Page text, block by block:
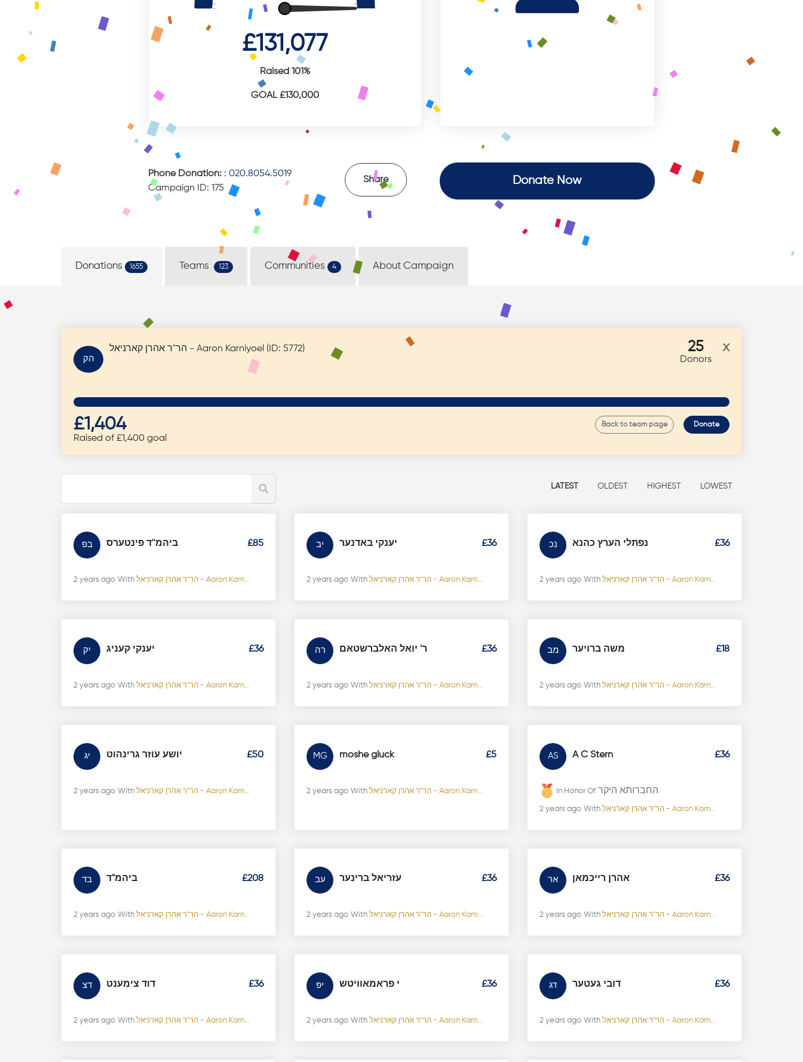
£131,077
Raised 101%
GOAL £130,000
Phone Donation: :020.8054.5019
Campaign ID: 175
Share Donate Now
Donations 1655 Teams 123 Communities 4 About Campaign
הק
הר"ר אהרן קארניאל - Aaron Karniyoel (ID: 5772) 25
Donors
x
£1,404
Raised of £1,400 goal
Back to team page Donate
LATEST OLDEST HIGHEST LOWEST
בפ ביהמ''ד פינטערס £85
2 years ago With הר"ר אהרן קארניאל - Aaron Karn...
יב יענקי באדנער £36
2 years ago With הר"ר אהרן קארניאל - Aaron Karn...
נכ נפתלי הערץ כהנא £36
2 years ago With הר"ר אהרן קארניאל - Aaron Karn...
יק יענקי קעניג £36
2 years ago With הר"ר אהרן קארניאל - Aaron Karn...
רה ר' יואל האלברשטאם £36
2 years ago With הר"ר אהרן קארניאל - Aaron Karn...
מב משה ברויער £18
2 years ago With הר"ר אהרן קארניאל - Aaron Karn...
יג יושע עוזר גרינהוט £50
2 years ago With הר"ר אהרן קארניאל - Aaron Karn...
MG moshe gluck £5
2 years ago With הר"ר אהרן קארניאל - Aaron Karn...
AS A C Stern £36
In Honor Of החברותא היקר
2 years ago With הר"ר אהרן קארניאל - Aaron Karn...
בד ביהמ"ד £208
2 years ago With הר"ר אהרן קארניאל - Aaron Karn...
עב עזריאל ברינער £36
2 years ago With הר"ר אהרן קארניאל - Aaron Karn...
אר אהרן רייכמאן £36
2 years ago With הר"ר אהרן קארניאל - Aaron Karn...
דצ דוד צימענט £36
2 years ago With הר"ר אהרן קארניאל - Aaron Karn...
יפ י פראמאוויטש £36
2 years ago With הר"ר אהרן קארניאל - Aaron Karn...
דג דובי געטער £36
2 years ago With הר"ר אהרן קארניאל - Aaron Karn...